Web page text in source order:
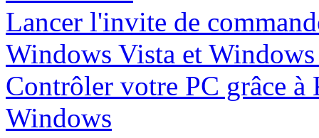
Lancer l'invite de
Windows Vista et
Contrôler votre PC grâce
Windows